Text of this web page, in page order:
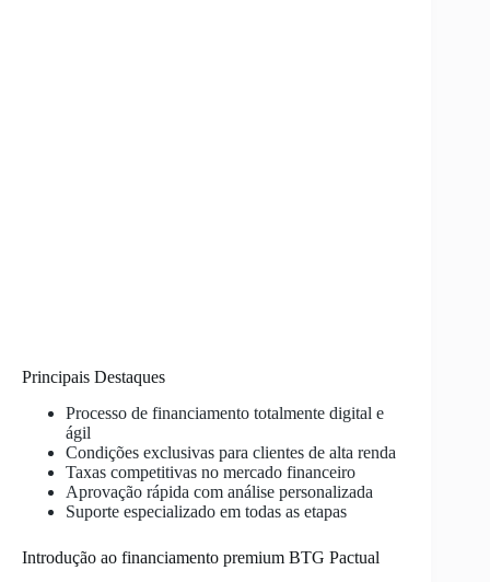
Principais Destaques
Processo de financiamento totalmente digital e
ágil
Condições exclusivas para clientes de alta renda
Taxas competitivas no mercado financeiro
Aprovação rápida com análise personalizada
Suporte especializado em todas as etapas
Introdução ao financiamento premium BTG Pactual